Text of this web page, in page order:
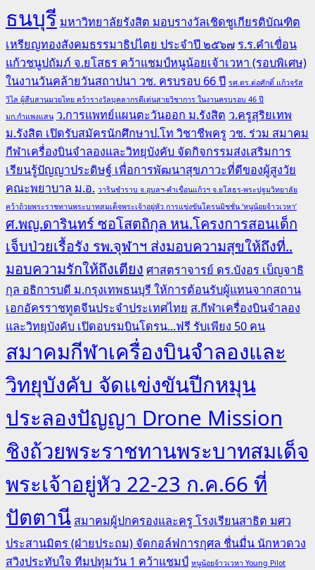
ธนบุรี มหาวิทยาลัยรังสิต มอบรางวัลเชิดชูเกียรติบัณฑิต
เหรียญทองสังคมธรรมาธิปไตย ประจำปี ๒๕๖๗ ร.ร.คำเขื่อน
แก้วชนูปถัมภ์ จ.ยโสธร คว้าแชมป์หนูน้อยเจ้าเวหา (รอบพิเศษ)
ในงานวันคล้ายวันสถาปนา วช. ครบรอบ 66 ปี รศ.ดร.ต่อศักดิ์ แก้วจรัส
วิไล ผู้สืบสานมวยไทย คว้ารางวัลบุคลากรดีเด่นสายวิชาการ ในงานครบรอบ 46 ปี
มก.กำแพงแสน ว.การแพทย์แผนตะวันออก ม.รังสิต ว.ครูสุริยเทพ
ม.รังสิต เปิดรับสมัครนักศึกษาป.โท วิชาชีพครู วช. ร่วม สมาคม
กีฬาเครื่องบินจำลองและวิทยุบังคับ จัดกิจกรรมส่งเสริมการ
เรียนรู้ปัญญาประดิษฐ์ เพื่อการพัฒนาสุขภาวะที่ดีของผู้สูงวัย
คณะพยาบาล ม.อ. วารินชำราบ จ.อุบลฯ-คำเขื่อนแก้วฯ จ.ยโสธร-พระปฐมวิทยาลัย
คว้าถ้วยพระราชทานพระบาทสมเด็จพระเจ้าอยู่หัว การแข่งขันโดรนมิชชั่น ‘หนูน้อยจ้าวเวหา’
ศ.พญ.ดารินทร์ ซอโสตถิกุล หน.โครงการสอนเด็ก
เจ็บป่วยเรื้อรัง รพ.จุฬาฯ ส่งมอบความสุขให้ถึงที่..
มอบความรักให้ถึงเตียง ศาสตราจารย์ ดร.บังอร เบ็ญจาธิ
กุล อธิการบดี ม.กรุงเทพธนบุรี ให้การต้อนรับผู้แทนจากสถาน
เอกอัครราชทูตจีนประจำประเทศไทย ส.กีฬาเครื่องบินจำลอง
และวิทยุบังคับ เปิดอบรมบินโดรน...ฟรี รับเพียง 50 คน
สมาคมกีฬาเครื่องบินจำลองและ
วิทยุบังคับ จัดแข่งขันปีกหมุน
ประลองปัญญา Drone Mission
ชิงถ้วยพระราชทานพระบาทสมเด็จ
พระเจ้าอยู่หัว 22-23 ก.ค.66 ที่
ปัตตานี สมาคมผู้ปกครองและครู โรงเรียนสาธิต มศว
ประสานมิตร (ฝ่ายประถม) จัดกอล์ฟการกุศล ชื่นมื่น นักหวดวง
สวิงประทับใจ ทีมปทุมวัน 1 คว้าแชมป์ หนูน้อยจ้าวเวหา Young Pilot